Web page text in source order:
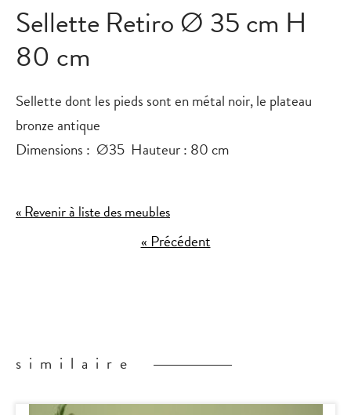
Sellette Retiro Ø 35 cm H
80 cm
Sellette dont les pieds sont en métal noir, le plateau
bronze antique
Dimensions : Ø35 Hauteur : 80 cm
« Revenir à liste des meubles
« Précédent
similaire